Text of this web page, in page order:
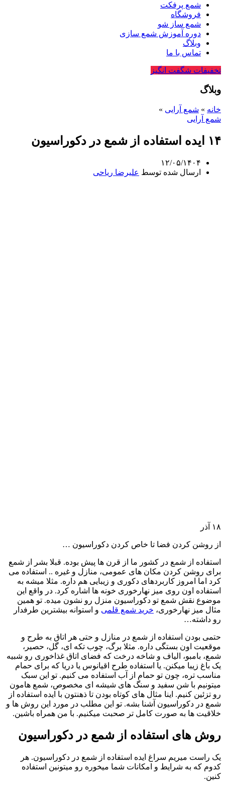
شمع پرفکت
فروشگاه
شمع ساز شو
دوره آموزش شمع سازی
وبلاگ
تماس با ما
تخفیفات شگفت انگیز
وبلاگ
خانه » شمع آرایی »
شمع آرایی
۱۴ ایده استفاده از شمع در دکوراسیون
۱۲/۰۵/۱۴۰۴
ارسال شده توسط علیرضا ریاحی
۱۸ آذر
از روشن کردن فضا تا خاص کردن دکوراسیون …
استفاده از شمع در کشور ما از قرن ها پیش بوده. قبلا بشر از شمع
برای روشن کردن مکان های عمومی، منازل و غیره .. استفاده می
کرد اما امروز کاربردهای دکوری و زیبایی هم داره. مثلا میشه به
استفاده اون روی میز نهارخوری خونه ها اشاره کرد. در واقع این
موضوع نقش شمع تو دکوراسیون منزل رو نشون میده. تو همین
مثال میز نهارخوری، خرید شمع قلمی و استوانه بیشترین طرفدار
رو داشته…
حتمی بودن استفاده از شمع در منازل و حتی هر اتاق به طرح و
موقعیت اون بستگی داره. مثلا برگ، چوب تکه ای، گل، حصیر،
شمع، بامبو، الیاف و شاخه درخت که فضای اتاق غذاخوری رو شبیه
یک باغ زیبا میکنن. یا استفاده طرح اقیانوس یا دریا که برای حمام
مناسب تره، چون تو حمام از آب استفاده می کنیم. تو این سبک
میتونیم با شن سفید و سنگ های شیشه ای مخصوص، شمع هامون
رو تزئین کنیم. اینا مثال های کوتاه بودن تا ذهنتون با ایده استفاده از
شمع در دکوراسیون آشنا بشه. تو این مطلب در مورد این روش ها و
خلاقیت ها به صورت کامل تر صحبت میکنیم. با من همراه باشین.
روش های استفاده از شمع در دکوراسیون
یک راست میریم سراغ ایده استفاده از شمع در دکوراسیون. هر
کدوم که به شرایط و امکانات شما میخوره رو میتونین استفاده
کنین.